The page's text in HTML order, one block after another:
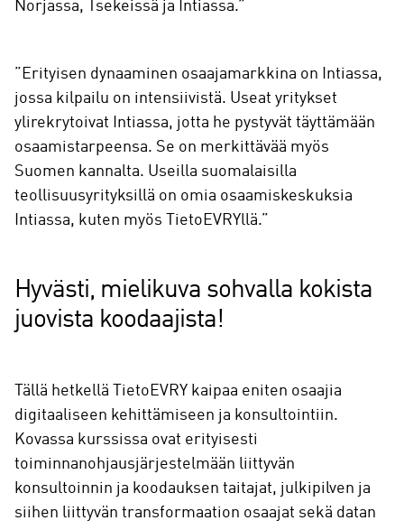
Norjassa, Tsekeissä ja Intiassa.”
”Erityisen dynaaminen osaajamarkkina on Intiassa,
jossa kilpailu on intensiivistä. Useat yritykset
ylirekrytoivat Intiassa, jotta he pystyvät täyttämään
osaamistarpeensa. Se on merkittävää myös
Suomen kannalta. Useilla suomalaisilla
teollisuusyrityksillä on omia osaamiskeskuksia
Intiassa, kuten myös TietoEVRYllä.”
Hyvästi, mielikuva sohvalla kokista
juovista koodaajista!
Tällä hetkellä TietoEVRY kaipaa eniten osaajia
digitaaliseen kehittämiseen ja konsultointiin.
Kovassa kurssissa ovat erityisesti
toiminnanohjausjärjestelmään liittyvän
konsultoinnin ja koodauksen taitajat, julkipilven ja
siihen liittyvän transformaation osaajat sekä datan